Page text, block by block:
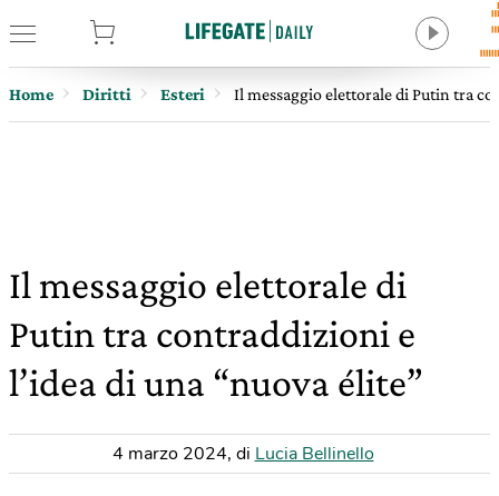
Home Diritti Esteri Il messaggio elettorale di Putin tra
Il messaggio elettorale di
Putin tra contraddizioni e
l’idea di una “nuova élite”
4 marzo 2024, di Lucia Bellinello